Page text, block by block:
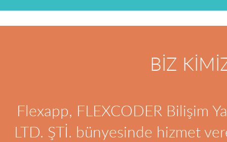
BİZ
Flexapp, FLEXCODER Bilişim
LTD. ŞTİ. bünyesinde hizmet